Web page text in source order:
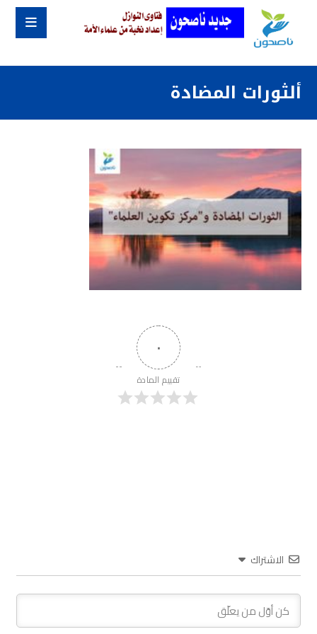
ألثورات المضادة
٠
تقييم المادة
الاشتراك